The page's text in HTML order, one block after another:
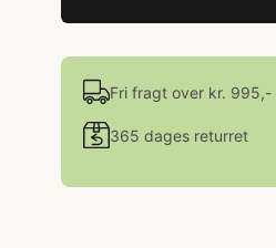
Fri fragt over kr. 995,-
365 dages returret